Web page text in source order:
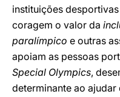
instituições
coragem o valor da
paralímpico e outras
apoiam as pessoas
Special Olympics,
determinante ao